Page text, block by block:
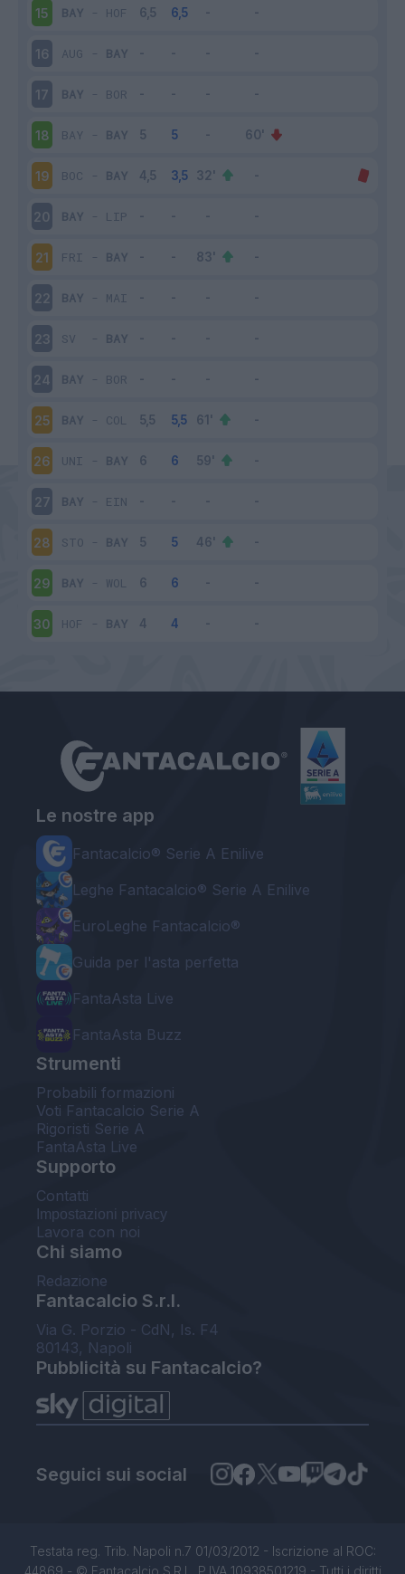
15 BAY - HOF
16 AUG - BAY
17 BAY - BOR
18 BAY - BAY
19 BOC - BAY
20 BAY - LIP
21 FRI - BAY
22 BAY - MAI
23 SV - BAY
24 BAY - BOR
25 BAY - COL
26 UNI - BAY
27 BAY - EIN
28 STO - BAY
29 BAY - WOL
30 HOF - BAY
Le nostre app
Fantacalcio® Serie A Enilive
Leghe Fantacalcio® Serie A Enilive
EuroLeghe Fantacalcio®
Guida per l'asta perfetta
FantaAsta Live
FantaAsta Buzz
Strumenti
Probabili formazioni
Voti Fantacalcio Serie A
Rigoristi Serie A
FantaAsta Live
Supporto
Contatti
Impostazioni privacy
Lavora con noi
Chi siamo
Redazione
Fantacalcio S.r.l.
Via G. Porzio - CdN, Is. F4
80143, Napoli
Pubblicità su Fantacalcio?
Seguici sui social
Testata reg. Trib. Napoli n.7 01/03/2012 - Iscrizione al ROC:
44869 - © Fantacalcio S.R.L. P.IVA 10938501219 - Tutti i diritti